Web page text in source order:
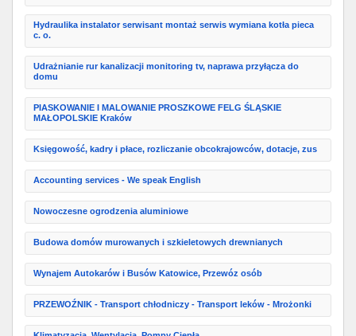
Hydraulika instalator serwisant montaż serwis wymiana kotła pieca
c. o.
Udrażnianie rur kanalizacji monitoring tv, naprawa przyłącza do
domu
PIASKOWANIE I MALOWANIE PROSZKOWE FELG ŚLĄSKIE
MAŁOPOLSKIE Kraków
Księgowość, kadry i płace, rozliczanie obcokrajowców, dotacje, zus
Accounting services - We speak English
Nowoczesne ogrodzenia aluminiowe
Budowa domów murowanych i szkieletowych drewnianych
Wynajem Autokarów i Busów Katowice, Przewóz osób
PRZEWOŹNIK - Transport chłodniczy - Transport leków - Mrożonki